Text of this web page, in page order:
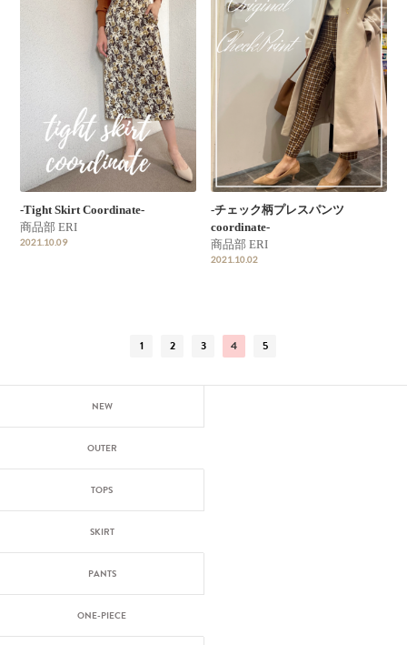
-Tight Skirt Coordinate-
商品部 ERI
2021.10.09
-チェック柄プレスパンツ
coordinate-
商品部 ERI
2021.10.02
1 2 3 4 5
NEW
OUTER
TOPS
SKIRT
PANTS
ONE-PIECE